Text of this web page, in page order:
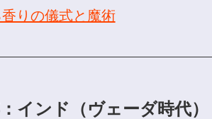
りの儀式と魔術
インド（ヴェーダ時代）